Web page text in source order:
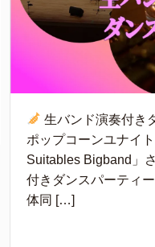
生バンド演奏付き
ポップコーンユナイ
Suitables Bigband」
付きダンスパーティ
体同 […]